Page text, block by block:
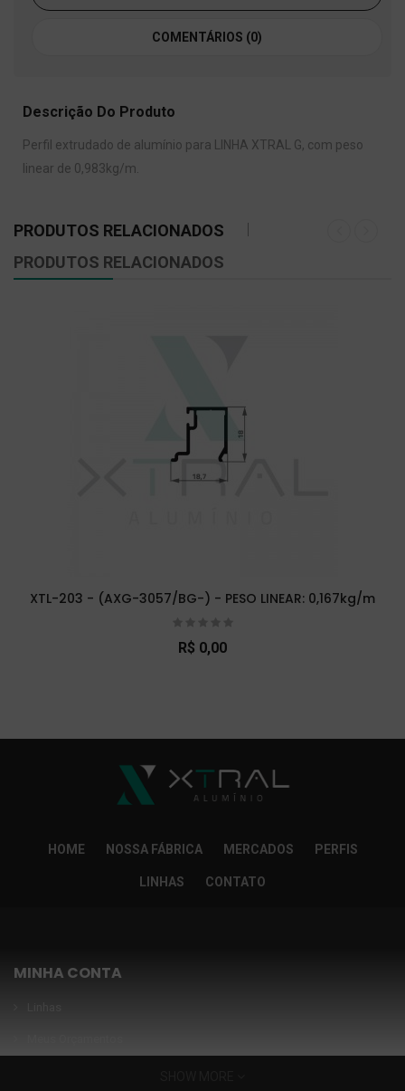
COMENTÁRIOS (0)
Descrição Do Produto
Perfil extrudado de alumínio para LINHA XTRAL G, com peso
linear de 0,983kg/m.
PRODUTOS RELACIONADOS
PRODUTOS RELACIONADOS
XTL-203 - (AXG-3057/BG-) - PESO LINEAR: 0,167kg/m
R$ 0,00
HOME NOSSA FÁBRICA MERCADOS PERFIS
LINHAS CONTATO
MINHA CONTA